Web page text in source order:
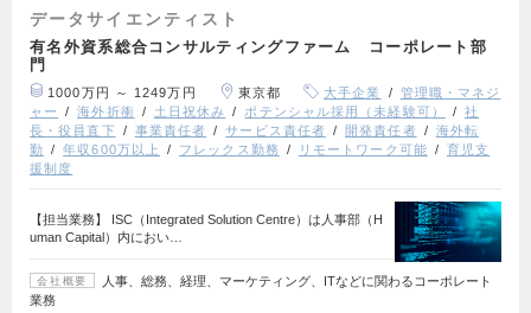
データサイエンティスト
有名外資系総合コンサルティングファーム コーポレート部
門
1000万円 ～ 1249万円 東京都 大手企業
管理職・マネジ
ャー
海外折衝 土日祝休み ポテンシャル採用（未経験可）
社
長・役員直下
事業責任者 サービス責任者 開発責任者
海外転
勤
年収600万以上 フレックス勤務 リモートワーク可能
育児支
援制度
【担当業務】 ISC（Integrated Solution Centre）は人事部（H
uman Capital）内におい…
会社概要
人事、総務、経理、マーケティング、ITなどに関わるコーポレート
業務